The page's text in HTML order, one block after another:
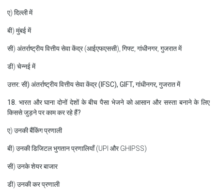
ए) दिल्ली में
बी) मुंबई में
सी) अंतर्राष्ट्रीय वित्तीय सेवा केंद्र (आईएफएससी), गिफ्ट, गांधीनगर, गुजरात में
डी) चेन्नई में
उत्तर: सी) अंतर्राष्ट्रीय वित्तीय सेवा केंद्र (IFSC), GIFT, गांधीनगर, गुजरात में
18. भारत और घाना दोनों देशों के बीच पैसा भेजने को आसान और सस्ता बनाने के लिए
किससे जुड़ने पर काम कर रहे हैं?
ए) उनकी बैंकिंग प्रणाली
बी) उनकी डिजिटल भुगतान प्रणालियाँ (UPI और GHIPSS)
सी) उनके शेयर बाजार
डी) उनकी कर प्रणाली